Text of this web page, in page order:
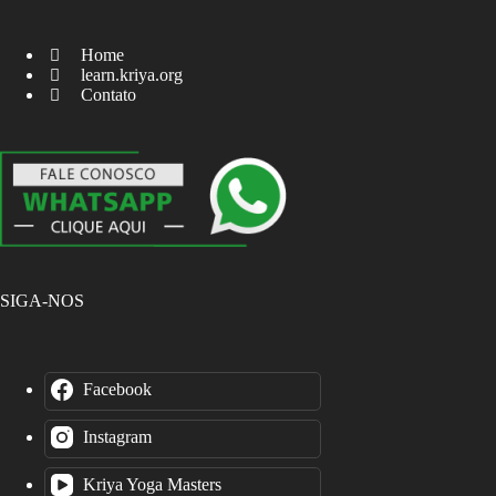
Home
learn.kriya.org
Contato
SIGA-NOS
Facebook
Instagram
Kriya Yoga Masters